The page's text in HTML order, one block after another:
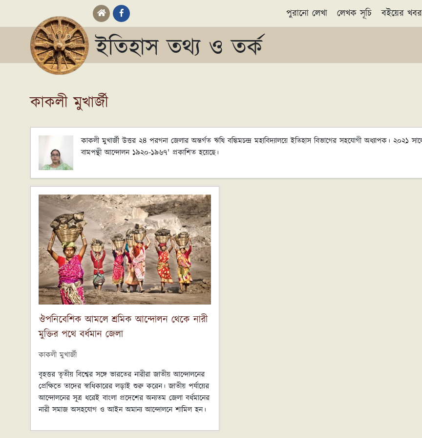
পুরানো লেখা লেখক সূচি বইয়ের খবর
ইতিহাস তথ্য ও তর্ক
কাকলী মুখার্জী
কাকলী মুখার্জী উত্তর ২৪ পরগনা জেলার অন্তর্গত ঋষি বঙ্কিমচন্দ্র মহাবিদ্যালয়ে ইতিহাস বিভাগের সহযোগী অধ্যাপক। ২০২১
বামপন্থী আন্দোলন ১৯২০-১৯৬৭' প্রকাশিত হয়েছে।
ঔপনিবেশিক আমলে শ্রমিক আন্দোলন থেকে নারী
মুক্তির পথে বর্ধমান জেলা
কাকলী মুখার্জী
বৃহত্তর তৃতীয় বিশ্বের সঙ্গে ভারতের নারীরা জাতীয় আন্দোলনের
প্রেক্ষিতে তাদের স্বাধিকারের লড়াই শুরু করেন। জাতীয় পর্যায়ের
আন্দোলনের সূত্র ধরেই বাংলা প্রদেশের অন্যতম জেলা বর্ধমানের
নারী সমাজ অসহযোগ ও আইন অমান্য আন্দোলনে শামিল হন।
বর্ধমানের নারীরা অগ্রসর হন। কিন্তু জাতীয় আন্দোলনের মূল